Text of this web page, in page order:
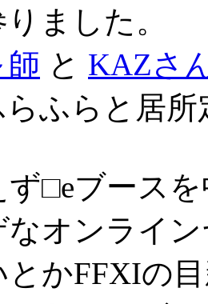
ました。
師 と KAZさ
ふらと居
ず□eブース
なオンライ
とかFFXIの